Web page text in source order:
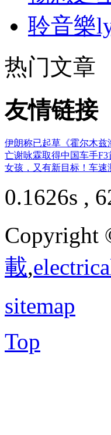
聆音樂
热门文章
友情链接
伊朗称已起草《霍尔木兹
亡谢咏霖取得中国车手F3
女孩，又有新目标！ 车速
0.1626s ,
Copyright
載,
sitemap
Top